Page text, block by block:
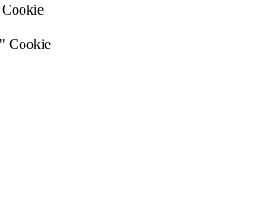
Cookie